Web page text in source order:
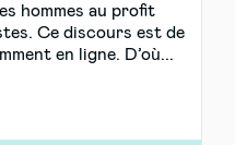
hommes au profit
Ce discours est de
en ligne. D’où...